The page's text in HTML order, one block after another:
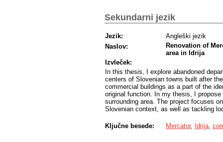
Sekundarni jezik
Jezik:
Angleški jezik
Naslov:
Renovation of
area in Idrija
Izvleček:
In this thesis, I explore abandoned
centers of Slovenian towns built after
commercial buildings as a part of the
original function. In my thesis, I
surrounding area. The project focuses
Slovenian context, as well as tackling
Ključne besede: Mercator, Idrija